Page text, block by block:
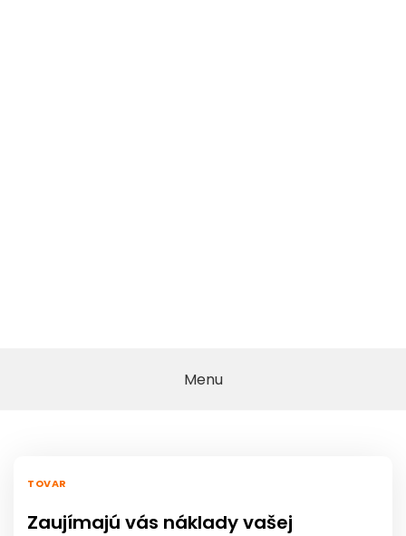
Menu
TOVAR
Zaujímajú vás náklady vašej